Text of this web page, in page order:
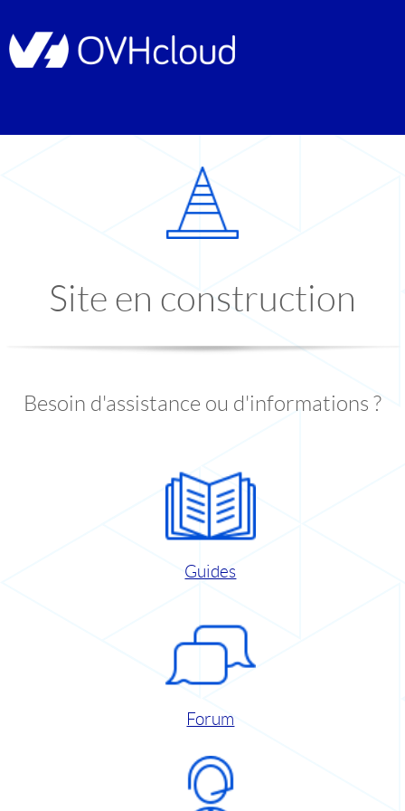
Site en construction
Besoin d'assistance ou d'informations ?
Guides
Forum